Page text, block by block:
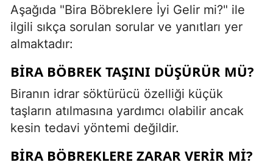
Aşağıda "Bira Böbreklere İyi Gelir mi?" ile
ilgili sıkça sorulan sorular ve yanıtları yer
almaktadır:
BIRA BÖBREK TAŞINI DÜŞÜRÜR MÜ?
Biranın idrar söktürücü özelliği küçük
taşların atılmasına yardımcı olabilir ancak
kesin tedavi yöntemi değildir.
BIRA BÖBREKLERE ZARAR VERIR MI?